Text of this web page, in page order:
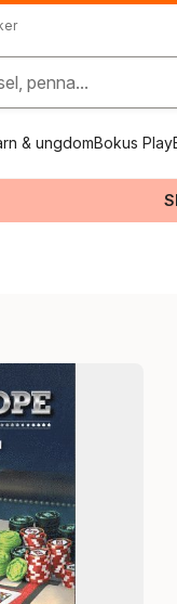
penna...
& ungdomBokus Play